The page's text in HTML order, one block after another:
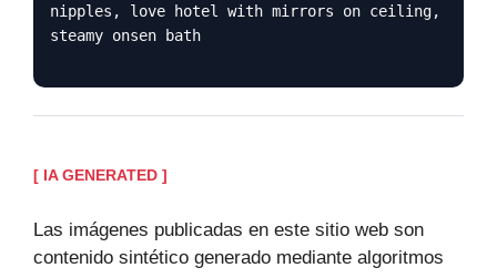
nipples, love hotel with mirrors on ceiling,
steamy onsen bath
[ IA GENERATED ]
Las imágenes publicadas en este sitio web son
contenido sintético generado mediante algoritmos